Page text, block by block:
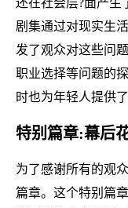
剧集通过对现实生
发了观众对这些问
职业选择等问题的
时也为年轻人提供
特别篇章:幕后
为了感谢所有的观
篇章。这个特别篇